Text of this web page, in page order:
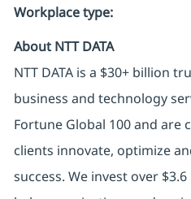
Workplace type:
About NTT DATA
NTT DATA is a $30+ billion
business and technology
Fortune Global 100 and are
clients innovate, optimize
success. We invest over